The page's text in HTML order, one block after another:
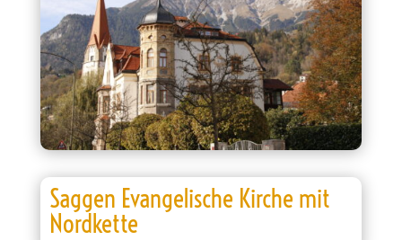
Saggen Evangelische Kirche mit
Nordkette